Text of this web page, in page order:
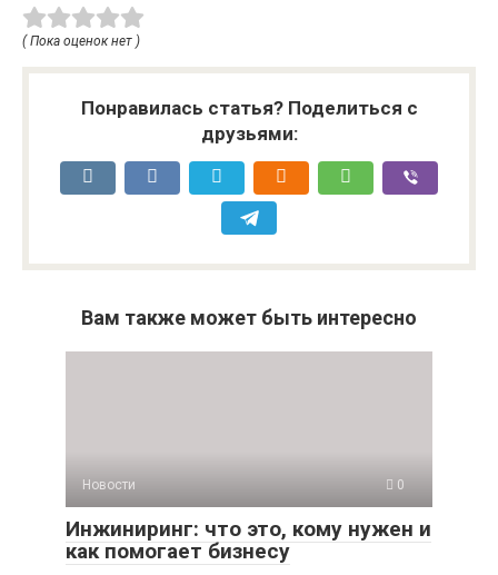
( Пока оценок нет )
Понравилась статья? Поделиться с
друзьями:
Вам также может быть интересно
Новости 0
Инжиниринг: что это, кому нужен и
как помогает бизнесу